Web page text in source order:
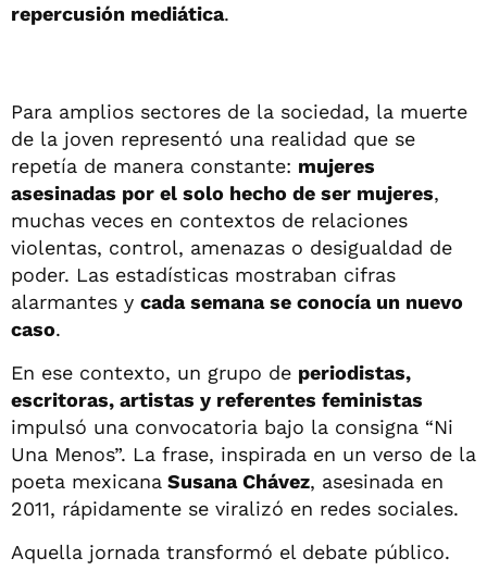
repercusión mediática.
Para amplios sectores de la sociedad, la muerte
de la joven representó una realidad que se
repetía de manera constante: mujeres
asesinadas por el solo hecho de ser mujeres,
muchas veces en contextos de relaciones
violentas, control, amenazas o desigualdad de
poder. Las estadísticas mostraban cifras
alarmantes y cada semana se conocía un nuevo
caso.
En ese contexto, un grupo de periodistas,
escritoras, artistas y referentes feministas
impulsó una convocatoria bajo la consigna “Ni
Una Menos”. La frase, inspirada en un verso de la
poeta mexicana Susana Chávez, asesinada en
2011, rápidamente se viralizó en redes sociales.
Aquella jornada transformó el debate público.